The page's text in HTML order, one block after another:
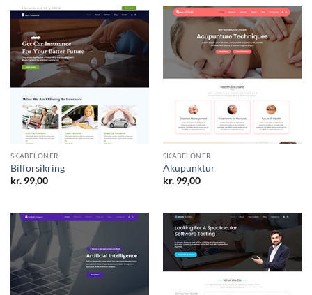
SKABELONER
Bilforsikring
kr.99,00
SKABELONER
Akupunktur
kr.99,00